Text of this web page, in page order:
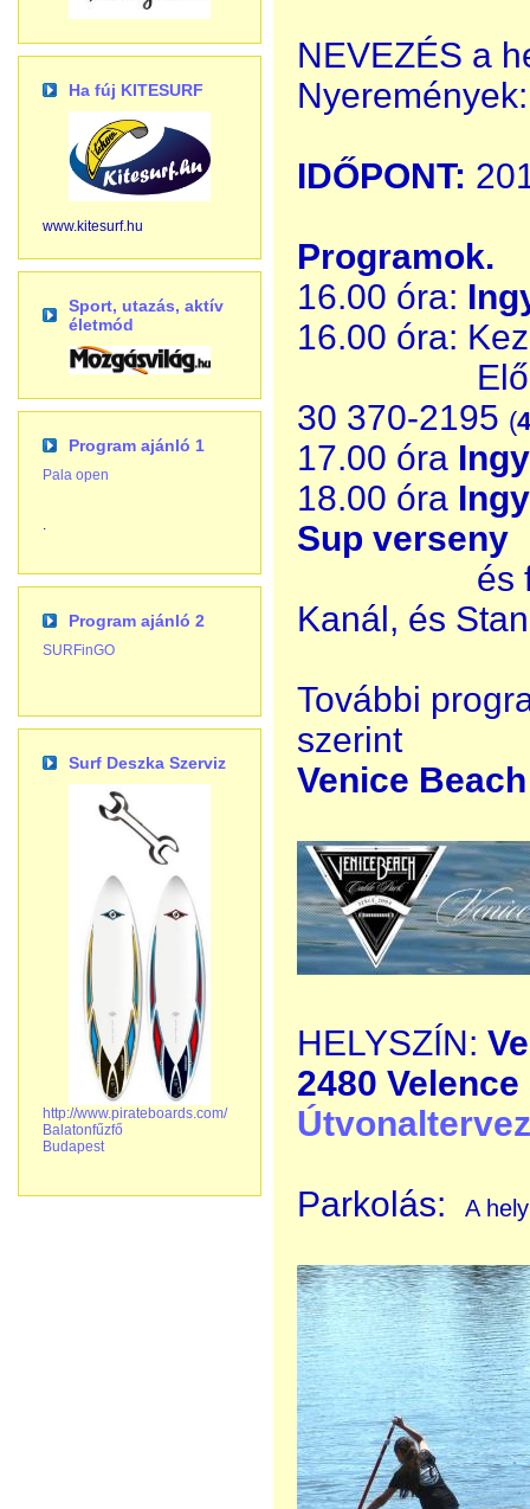
Ha fúj KITESURF
www.kitesurf.hu
Sport, utazás, aktív
életmód
Program ajánló 1
Pala open
.
Program ajánló 2
SURFinGO
Surf Deszka Szerviz
http://www.pirateboards.com/
Balatonfűzfő
Budapest
NEVEZÉS a
IDŐPONT:
Programok.
16.00 óra:
16.00 óra:
Előzetes
30 370-2195 (
17.00 óra
18.00 óra
Sup verseny
és
Kanál, és
További
szerint
Venice
HELYSZÍN:
2480
Parkolás: A